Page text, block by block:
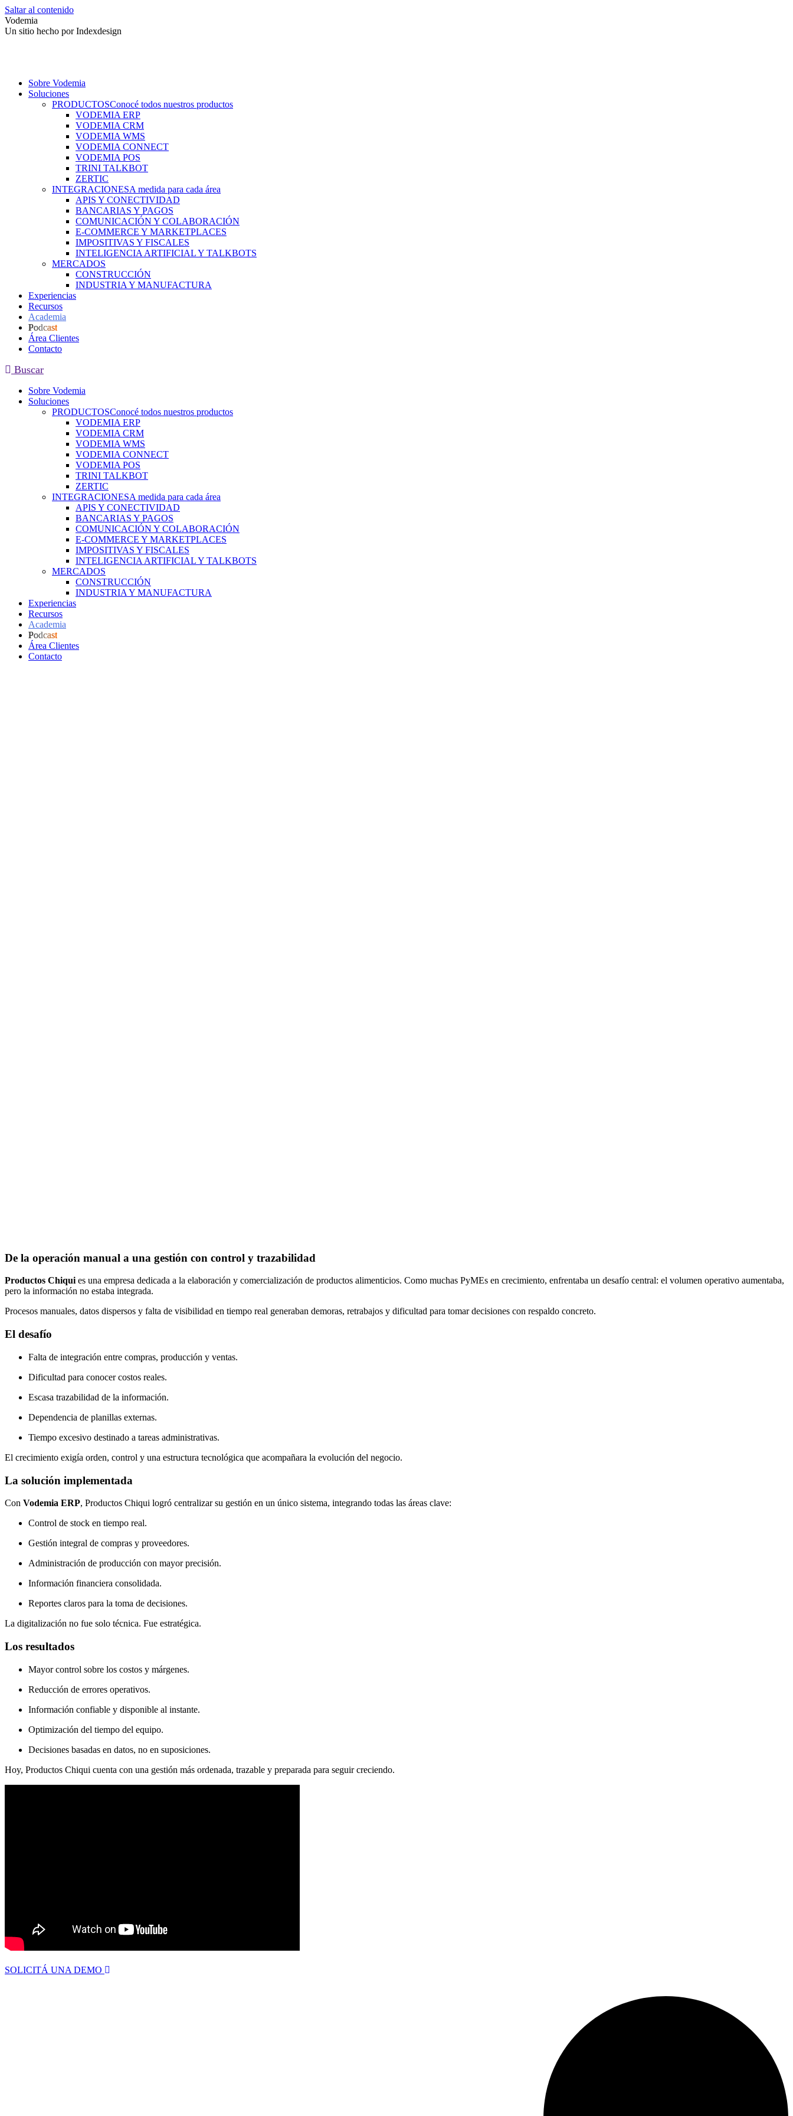
Saltar al contenido
Vodemia
Un sitio hecho por Indexdesign
Sobre Vodemia
Soluciones
PRODUCTOSConocé todos nuestros productos
VODEMIA ERP
VODEMIA CRM
VODEMIA WMS
VODEMIA CONNECT
VODEMIA POS
TRINI TALKBOT
ZERTIC
INTEGRACIONESA medida para cada área
APIS Y CONECTIVIDAD
BANCARIAS Y PAGOS
COMUNICACIÓN Y COLABORACIÓN
E-COMMERCE Y MARKETPLACES
IMPOSITIVAS Y FISCALES
INTELIGENCIA ARTIFICIAL Y TALKBOTS
MERCADOS
CONSTRUCCIÓN
INDUSTRIA Y MANUFACTURA
Experiencias
Recursos
Academia
Podcast
Área Clientes
Contacto
Buscar
Sobre Vodemia
Soluciones
PRODUCTOSConocé todos nuestros productos
VODEMIA ERP
VODEMIA CRM
VODEMIA WMS
VODEMIA CONNECT
VODEMIA POS
TRINI TALKBOT
ZERTIC
INTEGRACIONESA medida para cada área
APIS Y CONECTIVIDAD
BANCARIAS Y PAGOS
COMUNICACIÓN Y COLABORACIÓN
E-COMMERCE Y MARKETPLACES
IMPOSITIVAS Y FISCALES
INTELIGENCIA ARTIFICIAL Y TALKBOTS
MERCADOS
CONSTRUCCIÓN
INDUSTRIA Y MANUFACTURA
Experiencias
Recursos
Academia
Podcast
Área Clientes
Contacto
De la operación manual a una gestión con control y trazabilidad
Productos Chiquies una empresa dedicada a la elaboración y comercialización de productos alimenticios. Como muchas PyMEs en crecimiento, enfrentaba un desafío central: el volumen operativo aumentaba,
pero la información no estaba integrada.
Procesos manuales, datos dispersos y falta de visibilidad en tiempo real generaban demoras, retrabajos y dificultad para tomar decisiones con respaldo concreto.
El desafío
Falta de integración entre compras, producción y ventas.
Dificultad para conocer costos reales.
Escasa trazabilidad de la información.
Dependencia de planillas externas.
Tiempo excesivo destinado a tareas administrativas.
El crecimiento exigía orden, control y una estructura tecnológica que acompañara la evolución del negocio.
La solución implementada
Con Vodemia ERP, Productos Chiqui logró centralizar su gestión en un único sistema, integrando todas las áreas clave:
Control de stock en tiempo real.
Gestión integral de compras y proveedores.
Administración de producción con mayor precisión.
Información financiera consolidada.
Reportes claros para la toma de decisiones.
La digitalización no fue solo técnica. Fue estratégica.
Los resultados
Mayor control sobre los costos y márgenes.
Reducción de errores operativos.
Información confiable y disponible al instante.
Optimización del tiempo del equipo.
Decisiones basadas en datos, no en suposiciones.
Hoy, Productos Chiqui cuenta con una gestión más ordenada, trazable y preparada para seguir creciendo.
SOLICITÁ UNA DEMO